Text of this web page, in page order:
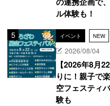
ル体験も！
イベント NEW
2026/08/04
【2026年8月
りに！親子で
空フェスティ
験も